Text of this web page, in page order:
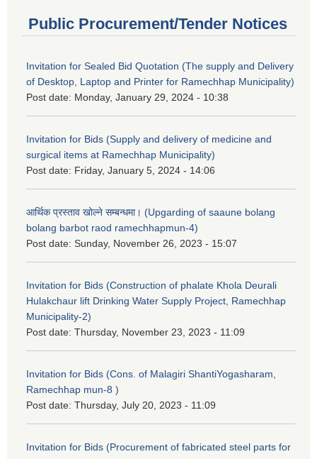
Public Procurement/Tender Notices
Invitation for Sealed Bid Quotation (The supply and Delivery
of Desktop, Laptop and Printer for Ramechhap Municipality)
Post date: Monday, January 29, 2024 - 10:38
Invitation for Bids (Supply and delivery of medicine and
surgical items at Ramechhap Municipality)
Post date: Friday, January 5, 2024 - 14:06
आर्थिक प्रस्ताव खोल्ने सम्बन्धमा। (Upgarding of saaune bolang
bolang barbot raod ramechhapmun-4)
Post date: Sunday, November 26, 2023 - 15:07
Invitation for Bids (Construction of phalate Khola Deurali
Hulakchaur lift Drinking Water Supply Project, Ramechhap
Municipality-2)
Post date: Thursday, November 23, 2023 - 11:09
Invitation for Bids (Cons. of Malagiri ShantiYogasharam,
Ramechhap mun-8 )
Post date: Thursday, July 20, 2023 - 11:09
Invitation for Bids (Procurement of fabricated steel parts for